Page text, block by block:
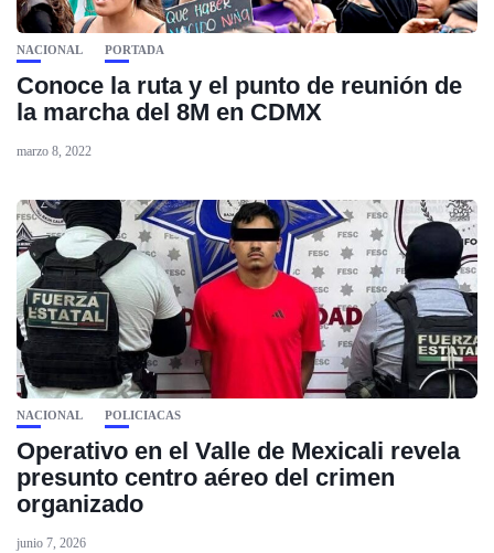
NACIONAL PORTADA
Conoce la ruta y el punto de reunión de
la marcha del 8M en CDMX
marzo 8, 2022
NACIONAL POLICIACAS
Operativo en el Valle de Mexicali revela
presunto centro aéreo del crimen
organizado
junio 7, 2026